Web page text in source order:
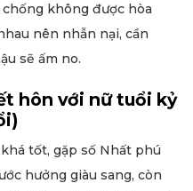
không được hòa
nên nhẫn nại, cần
sẽ ấm no.
hôn với nữ tuổi kỷ
tốt, gặp số Nhất phú
hưởng giàu sang, còn